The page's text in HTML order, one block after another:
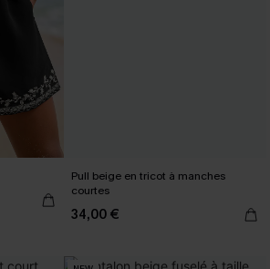
Pull beige en tricot à manches
courtes
34,00 €